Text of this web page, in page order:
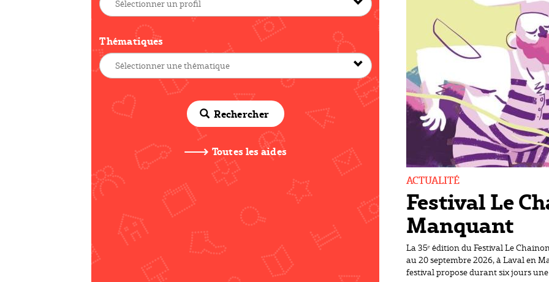
Thématiques
Rechercher
Toutes les aides
Festival Le
Manquant
ACTUALITÉ
La 35ᵉ édition du Festival Le
au 20 septembre 2026, à Laval en
festival propose durant six jours